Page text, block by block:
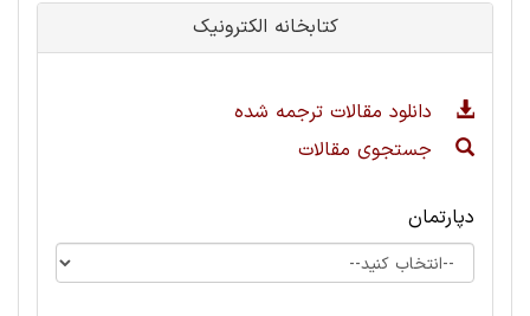
کتابخانه الکترونیک
دانلود مقالات ترجمه شده
جستجوی مقالات
دپارتمان